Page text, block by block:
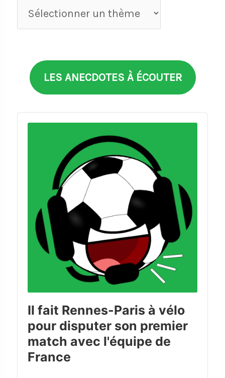
Anecdotes
par
LES ANECDOTES À ÉCOUTER
Audio
Player
Il fait Rennes-Paris à vélo
pour disputer son premier
match avec l'équipe de
France